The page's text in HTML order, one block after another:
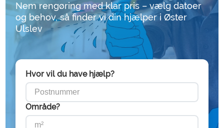
Nem rengøring med klar pris – vælg datoer
og behov, så finder vi din hjælper i Øster
Ulslev
Hvor vil du have hjælp?
Område?